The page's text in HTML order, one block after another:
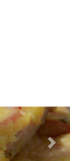
Next